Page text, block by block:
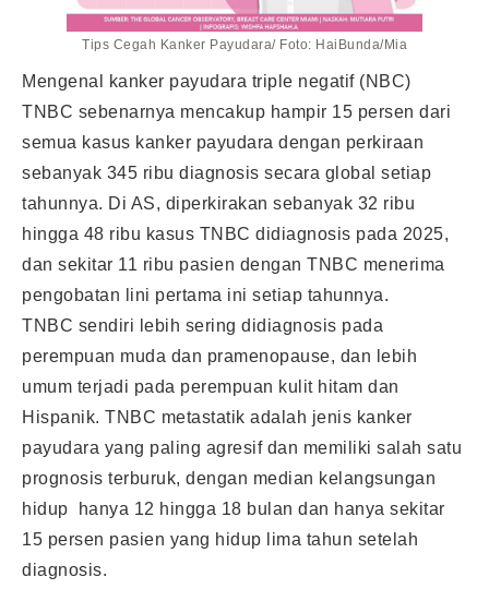
Tips Cegah Kanker Payudara/ Foto: HaiBunda/Mia
Mengenal kanker payudara triple negatif (NBC)
TNBC sebenarnya mencakup hampir 15 persen dari
semua kasus kanker payudara dengan perkiraan
sebanyak 345 ribu diagnosis secara global setiap
tahunnya. Di AS, diperkirakan sebanyak 32 ribu
hingga 48 ribu kasus TNBC didiagnosis pada 2025,
dan sekitar 11 ribu pasien dengan TNBC menerima
pengobatan lini pertama ini setiap tahunnya.
TNBC sendiri lebih sering didiagnosis pada
perempuan muda dan pramenopause, dan lebih
umum terjadi pada perempuan kulit hitam dan
Hispanik. TNBC metastatik adalah jenis kanker
payudara yang paling agresif dan memiliki salah satu
prognosis terburuk, dengan median kelangsungan
hidup hanya 12 hingga 18 bulan dan hanya sekitar
15 persen pasien yang hidup lima tahun setelah
diagnosis.